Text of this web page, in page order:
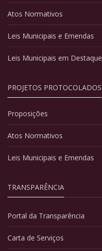
Atos Normativos
Leis Municipais e Emendas
Leis Municipais em Destaque
PROJETOS PROTOCOLADOS
Proposições
Atos Normativos
Leis Municipais e Emendas
TRANSPARÊNCIA
Portal da Transparência
Carta de Serviços